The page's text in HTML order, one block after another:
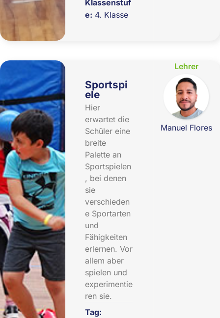
Klassenstuf
e: 4. Klasse
Sportspi
ele
Hier
erwartet die
Schüler eine
breite
Palette an
Sportspielen
, bei denen
sie
verschieden
e Sportarten
und
Fähigkeiten
erlernen. Vor
allem aber
spielen und
experimentie
ren sie.
Tag:
Lehrer
Manuel Flores